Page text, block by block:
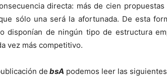
directa: más de cien
sólo una será la afortunada. De esta
disponían de ningún tipo de estructura
vez más competitivo.
de bsA podemos leer las